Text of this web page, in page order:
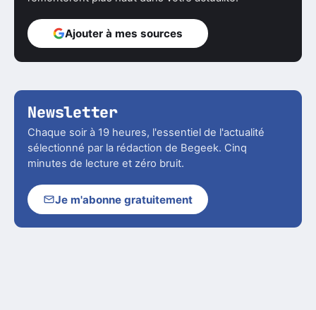
Ajouter à mes sources
Newsletter
Chaque soir à 19 heures, l'essentiel de l'actualité
sélectionné par la rédaction de Begeek. Cinq
minutes de lecture et zéro bruit.
Je m'abonne gratuitement